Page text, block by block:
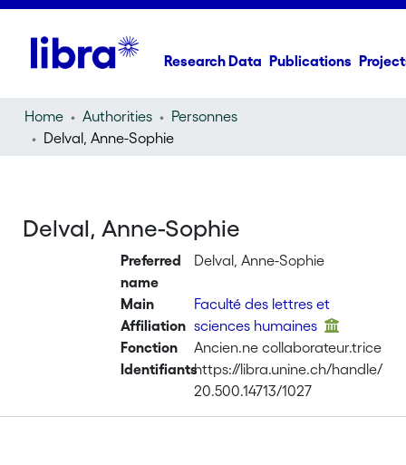
Research Data Publications
Home Authorities
Personnes
Delval, Anne-Sophie
Delval, Anne-Sophie
Preferred
name
Delval, Anne-Sophie
Main
Affiliation
Faculté des lettres et
sciences humaines
Fonction
Ancien.ne collaborateur.trice
Identifiantshttps://libra.unine.ch/handle/
20.500.14713/1027